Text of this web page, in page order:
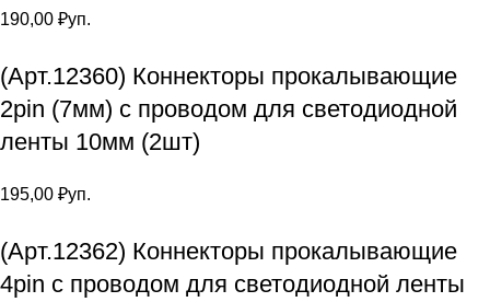
190,00 ₽уп.
(Арт.12360) Коннекторы прокалывающие
2pin (7мм) с проводом для светодиодной
ленты 10мм (2шт)
195,00 ₽уп.
(Арт.12362) Коннекторы прокалывающие
4pin с проводом для светодиодной ленты